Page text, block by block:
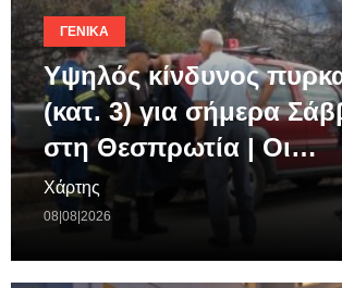
ΓΕΝΙΚΆ
Υψηλός κίνδυνος
(κατ. 3) για σήμερα
στη Θεσπρωτία | Οι…
Χάρτης
08|08|2026